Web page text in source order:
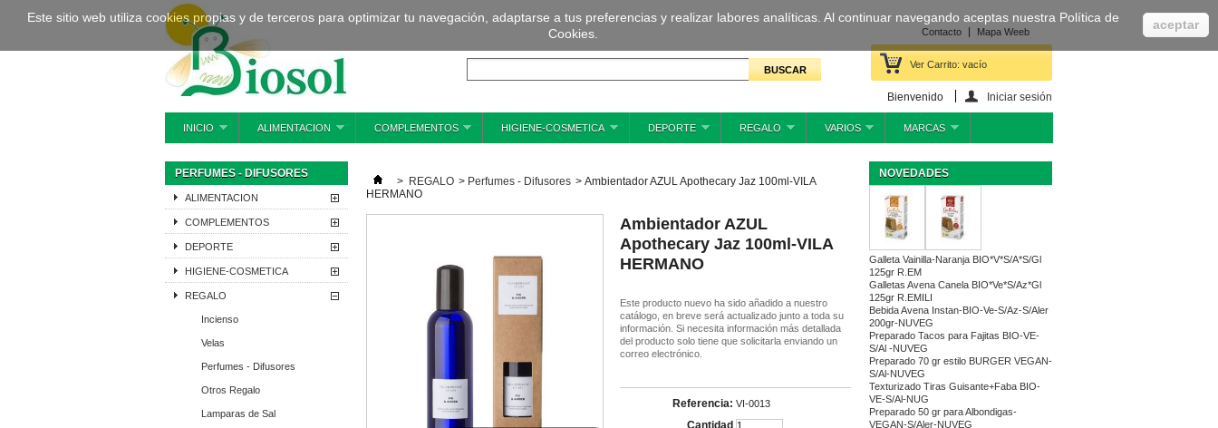
Contacto Mapa Weeb
Ver Carrito: vacío
Bienvenido Iniciar sesión
INICIO ALIMENTACION COMPLEMENTOS HIGIENE-COSMETICA DEPORTE REGALO VARIOS MARCAS
PERFUMES - DIFUSORES
ALIMENTACION
COMPLEMENTOS
DEPORTE
HIGIENE-COSMETICA
REGALO
Incienso
Velas
Perfumes - Difusores
Otros Regalo
Lamparas de Sal
> REGALO > Perfumes - Difusores > Ambientador AZUL Apothecary Jaz 100ml-VILA
HERMANO
Ambientador AZUL
Apothecary Jaz 100ml-VILA
HERMANO
Este producto nuevo ha sido añadido a nuestro
catálogo, en breve será actualizado junto a toda su
información. Si necesita información más detallada
del producto solo tiene que solicitarla enviando un
correo electrónico.
Referencia: VI-0013
Cantidad
NOVEDADES
Galleta Vainilla-Naranja BIO*V*S/A*S/Gl
125gr R.EM
Galletas Avena Canela BIO*Ve*S/Az*Gl
125gr R.EMILI
Bebida Avena Instan-BIO-Ve-S/Az-S/Aler
200gr-NUVEG
Preparado Tacos para Fajitas BIO-VE-
S/Al -NUVEG
Preparado 70 gr estilo BURGER VEGAN-
S/Al-NUVEG
Texturizado Tiras Guisante+Faba BIO-
VE-S/Al-NUG
Preparado 50 gr para Albondigas-
VEGAN-S/Aler-NUVEG
Este sitio web utiliza cookies propias y de terceros para optimizar tu navegación, adaptarse a tus preferencias y realizar labores analíticas. Al continuar navegando aceptas nuestra Política de
Cookies.
aceptar